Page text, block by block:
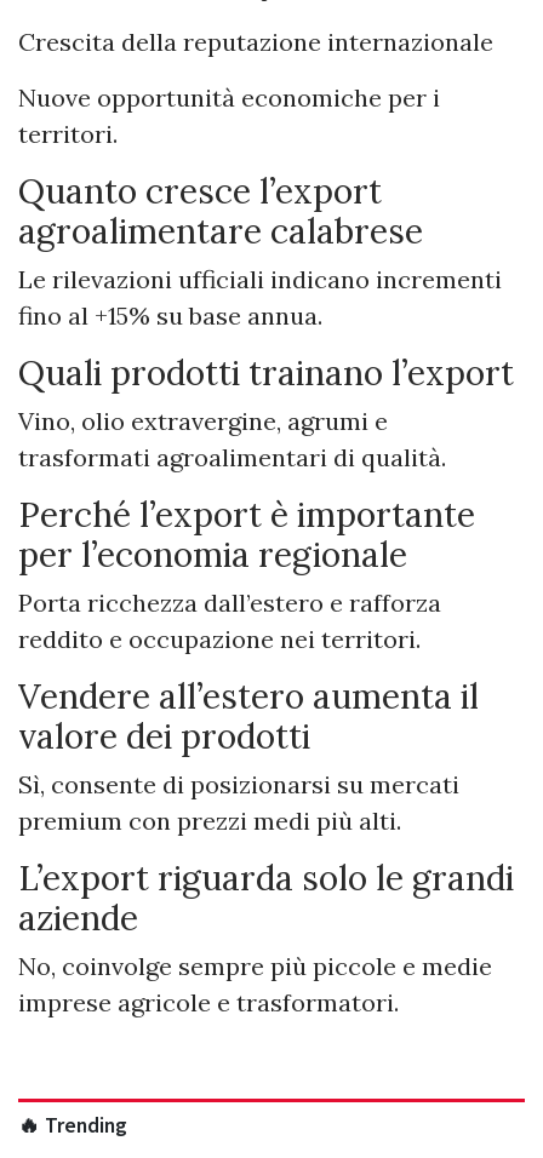
Crescita della reputazione internazionale
Nuove opportunità economiche per i
territori.
Quanto cresce l’export
agroalimentare calabrese
Le rilevazioni ufficiali indicano incrementi
fino al +15% su base annua.
Quali prodotti trainano l’export
Vino, olio extravergine, agrumi e
trasformati agroalimentari di qualità.
Perché l’export è importante
per l’economia regionale
Porta ricchezza dall’estero e rafforza
reddito e occupazione nei territori.
Vendere all’estero aumenta il
valore dei prodotti
Sì, consente di posizionarsi su mercati
premium con prezzi medi più alti.
L’export riguarda solo le grandi
aziende
No, coinvolge sempre più piccole e medie
imprese agricole e trasformatori.
🔥 Trending